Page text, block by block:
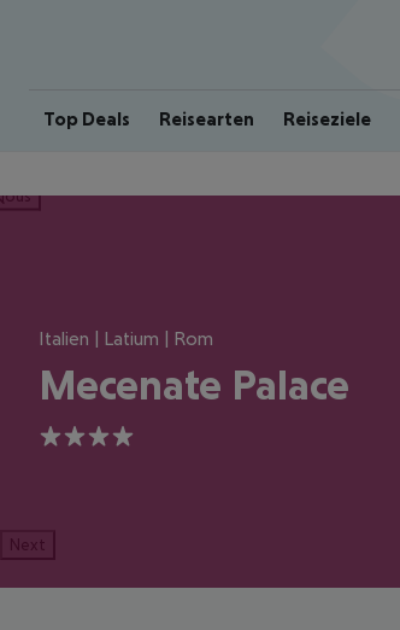
Top Deals Reisearten Reiseziele
Italien | Latium | Rom
Mecenate Palace
4
Next